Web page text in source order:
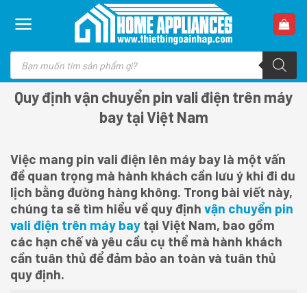
Tìm
kiếm
phẩm
Quy định vận chuyển pin vali điện trên máy
bay tại Việt Nam
Việc mang pin vali điện lên máy bay là một vấn
đề quan trọng mà hành khách cần lưu ý khi đi du
lịch bằng đường hàng không. Trong bài viết này,
chúng ta sẽ tìm hiểu về quy định vận chuyển pin
vali điện trên máy bay tại Việt Nam, bao gồm
các hạn chế và yêu cầu cụ thể mà hành khách
cần tuân thủ để đảm bảo an toàn và tuân thủ
quy định.